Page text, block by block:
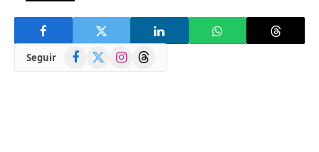
Seguir Facebook
(Twitter)
InstagramThreads